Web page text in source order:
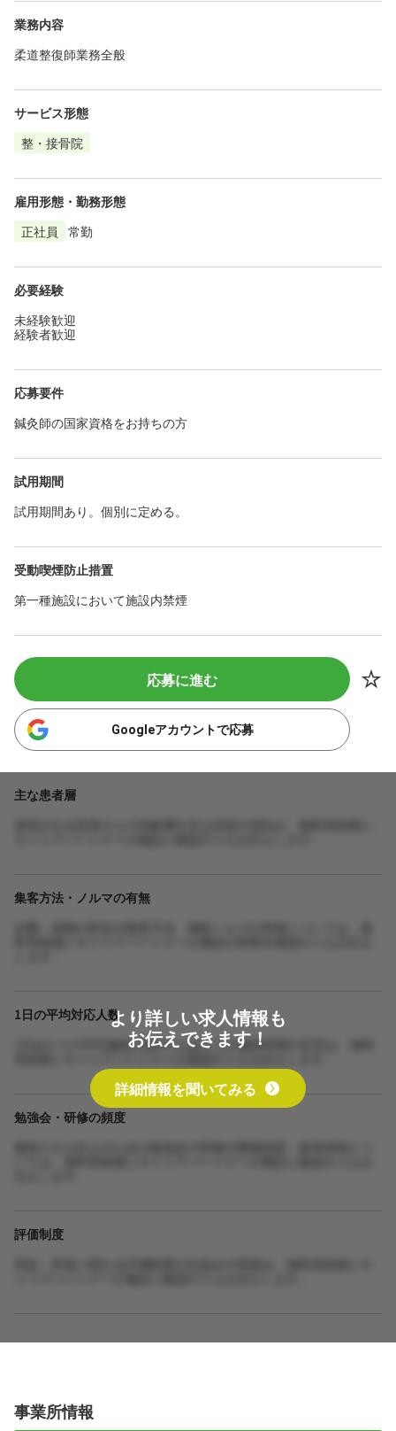
業務内容
柔道整復師業務全般
サービス形態
整・接骨院
雇用形態・勤務形態
正社員
常勤
必要経験
未経験歓迎
経験者歓迎
応募要件
鍼灸師の国家資格をお持ちの方
試用期間
試用期間あり。個別に定める。
受動喫煙防止措置
第一種施設において施設内禁煙
応募に進む
Googleアカウントで応募
主な患者層
集客方法・ノルマの有無
1日の平均対応人数
1日あたりの平均施術人数や1人あたりの施術時間の目安は、無料
勉強会・研修の頻度
評価制度
より詳しい求人情報も
お伝えできます！
詳細情報を聞いてみる
事業所情報